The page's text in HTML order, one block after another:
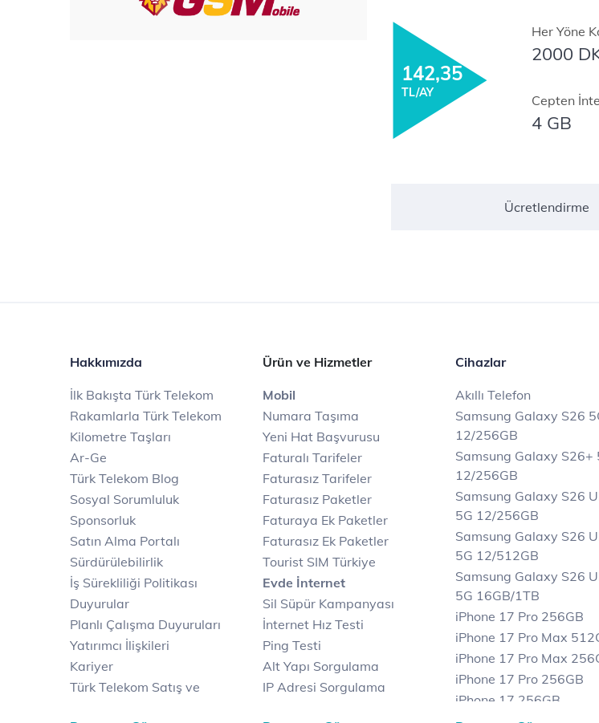
142,35​
TL/AY
Her Yöne
2000
Cepten
4 GB
Ücretlendirme
Hakkımızda
İlk Bakışta Türk Telekom
Rakamlarla Türk Telekom
Kilometre Taşları
Ar-Ge
Türk Telekom Blog
Sosyal Sorumluluk
Sponsorluk
Satın Alma Portalı
Sürdürülebilirlik
İş Sürekliliği Politikası
Duyurular
Planlı Çalışma Duyuruları
Yatırımcı İlişkileri
Kariyer
Türk Telekom Satış ve
Ürün ve Hizmetler
Mobil
Numara Taşıma
Yeni Hat Başvurusu
Faturalı Tarifeler
Faturasız Tarifeler
Faturasız Paketler
Faturaya Ek Paketler
Faturasız Ek Paketler
Tourist SIM Türkiye
Evde İnternet
Sil Süpür Kampanyası
İnternet Hız Testi
Ping Testi
Alt Yapı Sorgulama
IP Adresi Sorgulama
Cihazlar
Akıllı Telefon
Samsung Galaxy S26
12/256GB
Samsung Galaxy S26+
12/256GB
Samsung Galaxy S26
5G 12/256GB
Samsung Galaxy S26
5G 12/512GB
Samsung Galaxy S26
5G 16GB/1TB
iPhone 17 Pro 256GB
iPhone 17 Pro Max
iPhone 17 Pro Max
iPhone 17 Pro 256GB
iPhone 17 256GB